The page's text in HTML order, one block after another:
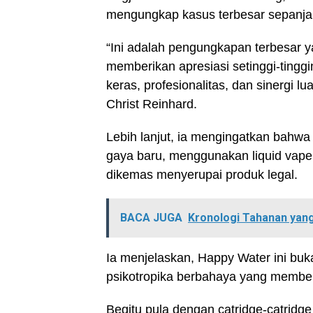
mengungkap kasus terbesar
“Ini adalah pengungkapan terbesar
memberikan apresiasi setinggi-
keras, profesionalitas, dan sinergi
Christ Reinhard.
Lebih lanjut, ia mengingatkan
gaya baru, menggunakan liquid
dikemas menyerupai produk legal.
BACA JUGA Kronologi Tahanan
Ia menjelaskan, Happy Water ini
psikotropika berbahaya yang
Begitu pula dengan catridge-